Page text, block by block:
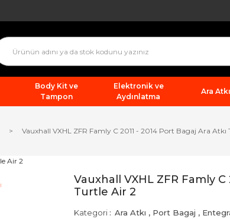
Body Kit ve
Tampon
Elektronik ve
Aydınlatma
Ara
Vauxhall VXHL ZFR Famly C 2011 - 2014 Port Bagaj Ara Atkı
Vauxhall VXHL ZFR Famly
Turtle Air 2
Kategori Ara Atkı , Port Bagaj ,